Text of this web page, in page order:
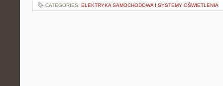
CATEGORIES: ELEKTRYKA SAMOCHODOWA I SYSTEMY OŚWIETLENIA